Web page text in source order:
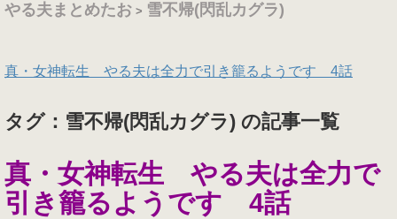
やる夫まとめたお > 雪不帰(閃乱カグラ)
真・女神転生 やる夫は全力で引き籠るようです 4話
タグ：雪不帰(閃乱カグラ) の記事一覧
真・女神転生 やる夫は全力で
引き籠るようです 4話